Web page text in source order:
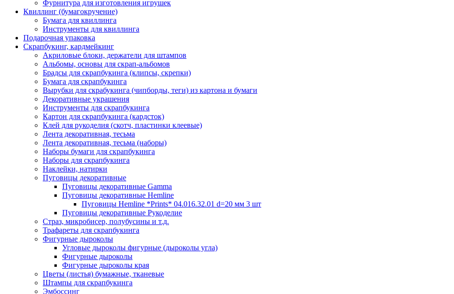
Фурнитура для изготовления игрушек
Квиллинг (бумагокручение)
Бумага для квиллинга
Инструменты для квиллинга
Подарочная упаковка
Скрапбукинг, кардмейкинг
Акриловые блоки, держатели для штампов
Альбомы, основы для скрап-альбомов
Брадсы для скрапбукинга (клипсы, скрепки)
Бумага для скрапбукинга
Вырубки для скрабукинга (чипборды, теги) из картона и бумаги
Декоративные украшения
Инструменты для скрапбукинга
Картон для скрапбукинга (кардсток)
Клей для рукоделия (скотч, пластинки клеевые)
Лента декоративная, тесьма
Лента декоративная, тесьма (наборы)
Наборы бумаги для скрапбукинга
Наборы для скрапбукинга
Наклейки, натирки
Пуговицы декоративные
Пуговицы декоративные Gamma
Пуговицы декоративные Hemline
Пуговицы Hemline *Prints* 04.016.32.01 d=20 мм 3 шт
Пуговицы декоративные Рукоделие
Страз, микробисер, полубусины и т.д.
Трафареты для скрапбукинга
Фигурные дыроколы
Угловые дыроколы фигурные (дыроколы угла)
Фигурные дыроколы
Фигурные дыроколы края
Цветы (листья) бумажные, тканевые
Штампы для скрапбукинга
Эмбоссинг